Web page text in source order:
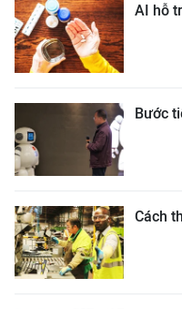
AI hỗ
Bước
Cách